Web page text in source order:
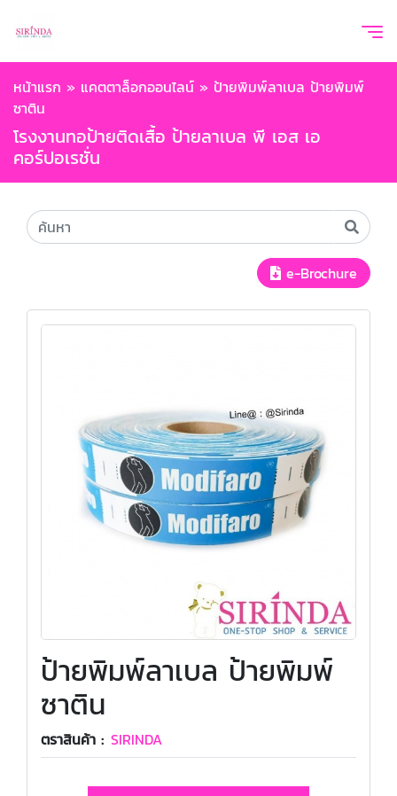
หน้าแรก » แคตตาล็อกออนไลน์ » ป้ายพิมพ์ลาเบล ป้ายพิมพ์
ซาติน
โรงงานทอป้ายติดเสื้อ ป้ายลาเบล พี เอส เอ
คอร์ปอเรชั่น
e-Brochure
ป้ายพิมพ์ลาเบล ป้ายพิมพ์
ซาติน
ตราสินค้า : SIRINDA